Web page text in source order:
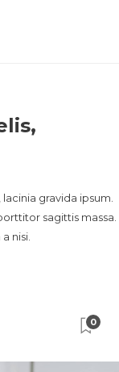
gravida ipsum.
sagittis massa.
nisi.
0